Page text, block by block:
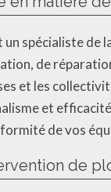
spécialiste
de
et les
et
de vos
de